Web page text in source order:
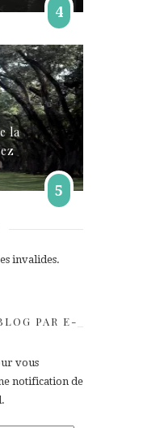
4
la
5
invalides.
PAR E-
vous
notification de